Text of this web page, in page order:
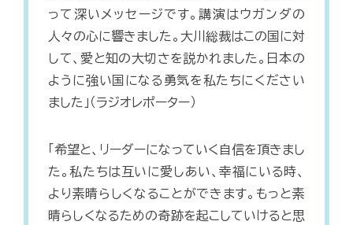
って深いメッセージです。講演はウガンダの
人々の心に響きました。大川総裁はこの国に対
して、愛と知の大切さを説かれました。日本の
ように強い国になる勇気を私たちにください
ました」（ラジオレポーター）
「希望と、リーダーになっていく自信を頂きまし
た。私たちは互いに愛しあい、幸福にいる時、
より素晴らしくなることができます。もっと素
晴らしくなるための奇跡を起こしていけると思